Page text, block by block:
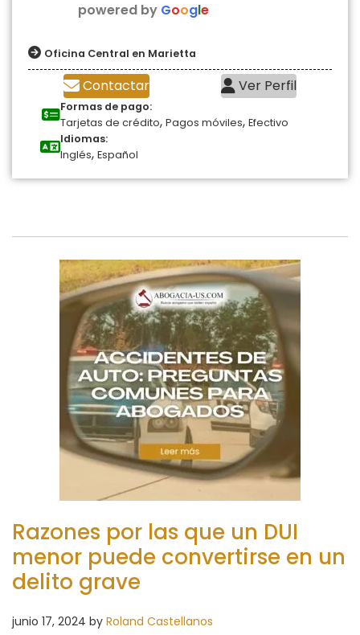
powered by Google
Oficina Central en Marietta
Contactar Ver Perfil
Formas de pago:
Tarjetas de crédito, Pagos móviles, Efectivo
Idiomas:
Inglés, Español
Razones por las que un DUI
menor puede convertirse en un
delito grave
junio 17, 2024 by Roland Castellanos